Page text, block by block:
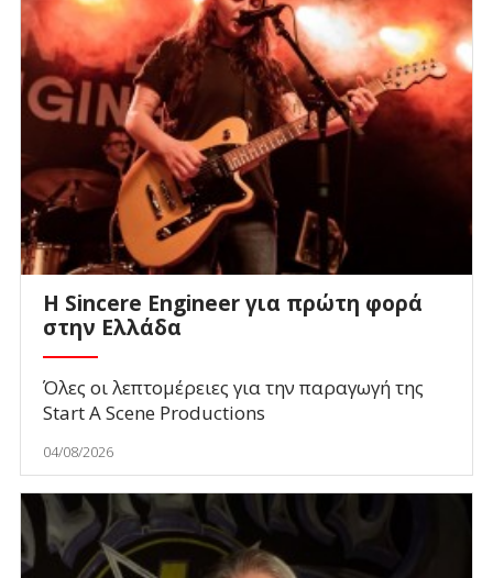
Η Sincere Engineer για πρώτη φορά
στην Ελλάδα
Όλες οι λεπτομέρειες για την παραγωγή της
Start A Scene Productions
04/08/2026